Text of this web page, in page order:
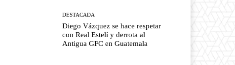
DESTACADA
Diego Vázquez se hace respetar
con Real Estelí y derrota al
Antigua GFC en Guatemala